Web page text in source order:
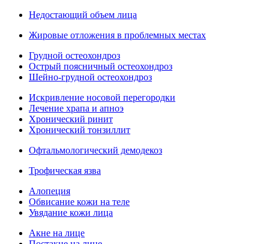
Недостающий объем лица
Жировые отложения в проблемных местах
Грудной остеохондроз
Острый поясничный остеохондроз
Шейно-грудной остеохондроз
Искривление носовой перегородки
Лечение храпа и апноэ
Хронический ринит
Хронический тонзиллит
Офтальмологический демодекоз
Трофическая язва
Алопеция
Обвисание кожи на теле
Увядание кожи лица
Акне на лице